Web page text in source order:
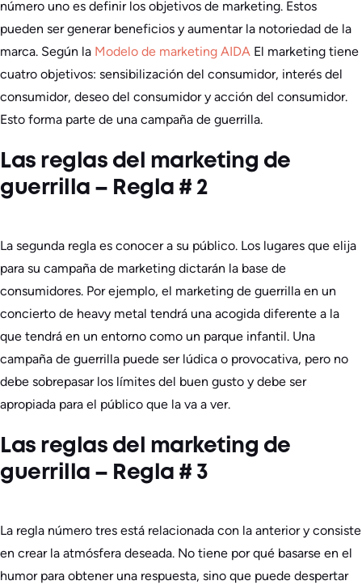
número uno es definir los objetivos de marketing. Estos
pueden ser generar beneficios y aumentar la notoriedad de la
marca. Según la Modelo de marketing AIDA El marketing tiene
cuatro objetivos: sensibilización del consumidor, interés del
consumidor, deseo del consumidor y acción del consumidor.
Esto forma parte de una campaña de guerrilla.
Las reglas del marketing de
guerrilla – Regla # 2
La segunda regla es conocer a su público. Los lugares que elija
para su campaña de marketing dictarán la base de
consumidores. Por ejemplo, el marketing de guerrilla en un
concierto de heavy metal tendrá una acogida diferente a la
que tendrá en un entorno como un parque infantil. Una
campaña de guerrilla puede ser lúdica o provocativa, pero no
debe sobrepasar los límites del buen gusto y debe ser
apropiada para el público que la va a ver.
Las reglas del marketing de
guerrilla – Regla # 3
La regla número tres está relacionada con la anterior y consiste
en crear la atmósfera deseada. No tiene por qué basarse en el
humor para obtener una respuesta, sino que puede despertar